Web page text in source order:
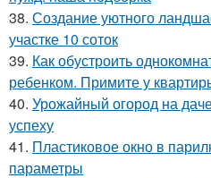
38. Создание уютного
участке 10 соток
39. Как обустроить
ребенком. Примите у
40. Урожайный огород на
успеху
41. Пластиковое окно в
параметры